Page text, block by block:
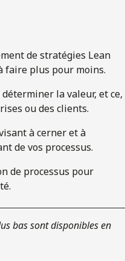
de stratégies Lean
faire plus pour moins.
la valeur, et ce,
ou des clients.
à cerner et à
de vos processus.
de processus pour
bas sont disponibles en